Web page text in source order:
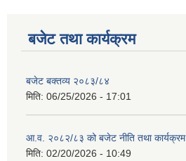
बजेट तथा कार्यक्रम
बजेट बक्तव्य २०८३/८४
मिति: 06/25/2026 - 17:01
आ.व. २०८२/८३ को बजेट नीति तथा कार्यक्रम
मिति: 02/20/2026 - 10:49